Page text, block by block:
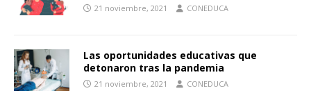
21 noviembre, 2021 CONEDUCA
Las oportunidades educativas que
detonaron tras la pandemia
21 noviembre, 2021 CONEDUCA